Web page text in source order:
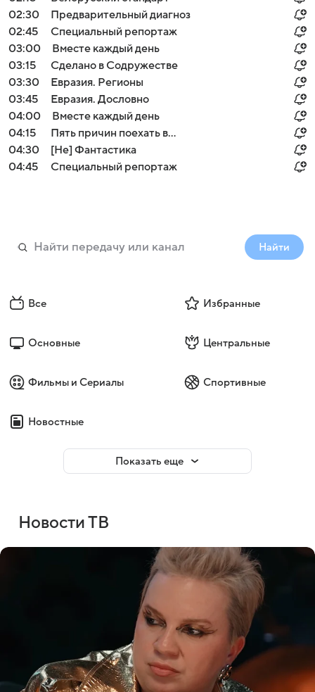
02:30
Предварительный диагноз
02:45
Специальный репортаж
03:00
Вместе каждый день
03:15
Сделано в Содружестве
03:30
Евразия. Регионы
03:45
Евразия. Дословно
04:00
Вместе каждый день
04:15
Пять причин поехать в...
04:30
[Не] Фантастика
04:45
Специальный репортаж
Найти
Все Избранные
Основные Центральные
Фильмы и Сериалы Спортивные
Новостные
Показать еще
Новости ТВ